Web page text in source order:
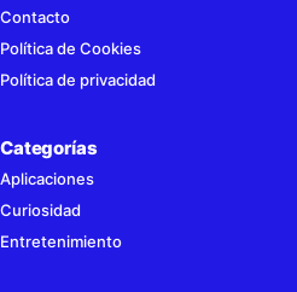
Contacto
Política de Cookies
Política de privacidad
Categorías
Aplicaciones
Curiosidad
Entretenimiento